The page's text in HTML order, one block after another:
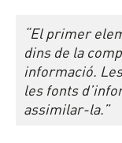
“El primer
dins de la
informació.
les fonts
assimilar-la.”